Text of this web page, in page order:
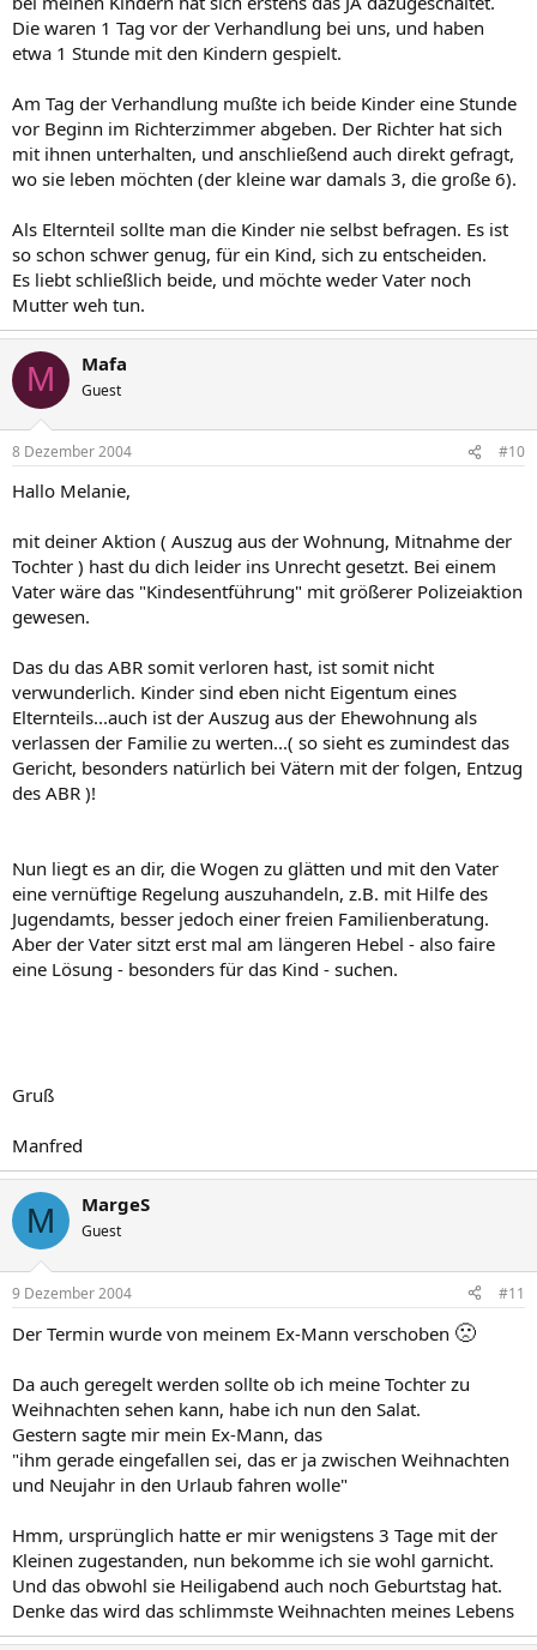
Die waren 1 Tag vor der Verhandlung bei uns, und haben
etwa 1 Stunde mit den Kindern gespielt.
Am Tag der Verhandlung mußte ich beide Kinder eine Stunde
vor Beginn im Richterzimmer abgeben. Der Richter hat sich
mit ihnen unterhalten, und anschließend auch direkt gefragt,
wo sie leben möchten (der kleine war damals 3, die große 6).
Als Elternteil sollte man die Kinder nie selbst befragen. Es ist
so schon schwer genug, für ein Kind, sich zu entscheiden.
Es liebt schließlich beide, und möchte weder Vater noch
Mutter weh tun.
M Mafa
Guest
8 Dezember 2004 #10
Hallo Melanie,
mit deiner Aktion ( Auszug aus der Wohnung, Mitnahme der
Tochter ) hast du dich leider ins Unrecht gesetzt. Bei einem
Vater wäre das "Kindesentführung" mit größerer Polizeiaktion
gewesen.
Das du das ABR somit verloren hast, ist somit nicht
verwunderlich. Kinder sind eben nicht Eigentum eines
Elternteils...auch ist der Auszug aus der Ehewohnung als
verlassen der Familie zu werten...( so sieht es zumindest das
Gericht, besonders natürlich bei Vätern mit der folgen, Entzug
des ABR )!
Nun liegt es an dir, die Wogen zu glätten und mit den Vater
eine vernüftige Regelung auszuhandeln, z.B. mit Hilfe des
Jugendamts, besser jedoch einer freien Familienberatung.
Aber der Vater sitzt erst mal am längeren Hebel - also faire
eine Lösung - besonders für das Kind - suchen.
Gruß
Manfred
M MargeS
Guest
9 Dezember 2004 #11
Der Termin wurde von meinem Ex-Mann verschoben 🙁
Da auch geregelt werden sollte ob ich meine Tochter zu
Weihnachten sehen kann, habe ich nun den Salat.
Gestern sagte mir mein Ex-Mann, das
"ihm gerade eingefallen sei, das er ja zwischen Weihnachten
und Neujahr in den Urlaub fahren wolle"
Hmm, ursprünglich hatte er mir wenigstens 3 Tage mit der
Kleinen zugestanden, nun bekomme ich sie wohl garnicht.
Und das obwohl sie Heiligabend auch noch Geburtstag hat.
Denke das wird das schlimmste Weihnachten meines Lebens